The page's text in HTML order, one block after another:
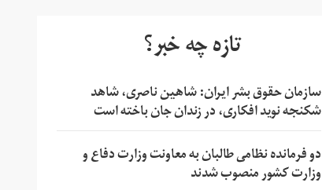
تازه چه خبر؟
سازمان حقوق بشر ایران: شاهین ناصری، شاهد
شکنجه نوید افکاری، در زندان جان باخته است
دو فرمانده نظامی طالبان به معاونت وزارت دفاع و
وزارت کشور منصوب شدند